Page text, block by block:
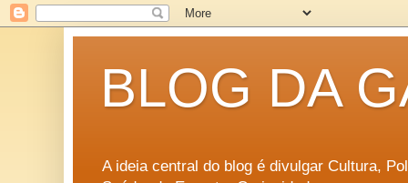
BLOG DA
A ideia central do blog é divulgar Cultura,